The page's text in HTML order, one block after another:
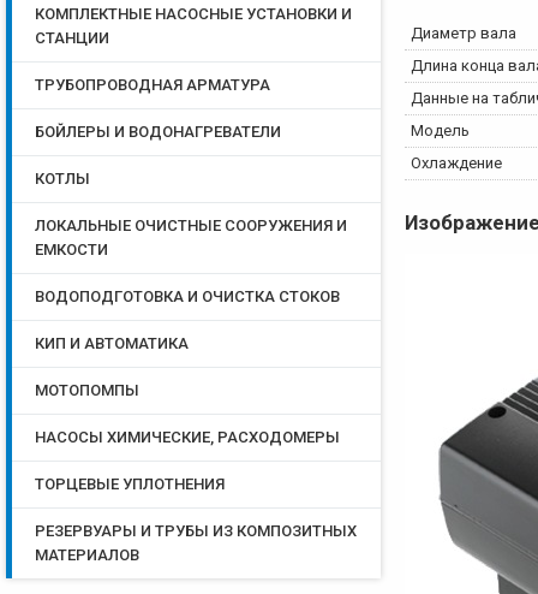
Диаметр вала
Длина конца
Данные на
Модель
Охлаждение
КОМПЛЕКТНЫЕ НАСОСНЫЕ УСТАНОВКИ И
СТАНЦИИ
ТРУБОПРОВОДНАЯ АРМАТУРА
БОЙЛЕРЫ И ВОДОНАГРЕВАТЕЛИ
КОТЛЫ
ЛОКАЛЬНЫЕ ОЧИСТНЫЕ СООРУЖЕНИЯ И
ЕМКОСТИ
ВОДОПОДГОТОВКА И ОЧИСТКА СТОКОВ
КИП И АВТОМАТИКА
МОТОПОМПЫ
НАСОСЫ ХИМИЧЕСКИЕ, РАСХОДОМЕРЫ
ТОРЦЕВЫЕ УПЛОТНЕНИЯ
РЕЗЕРВУАРЫ И ТРУБЫ ИЗ КОМПОЗИТНЫХ
МАТЕРИАЛОВ